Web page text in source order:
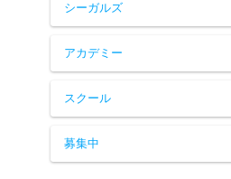
シーガルズ
アカデミー
スクール
募集中